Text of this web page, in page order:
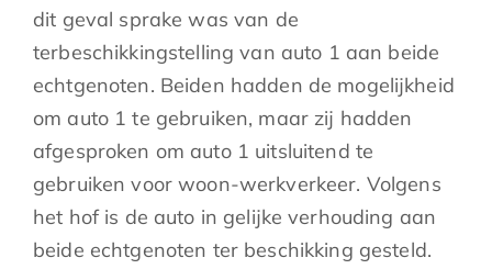
dit geval sprake was van de
terbeschikkingstelling van auto 1 aan beide
echtgenoten. Beiden hadden de mogelijkheid
om auto 1 te gebruiken, maar zij hadden
afgesproken om auto 1 uitsluitend te
gebruiken voor woon-werkverkeer. Volgens
het hof is de auto in gelijke verhouding aan
beide echtgenoten ter beschikking gesteld.